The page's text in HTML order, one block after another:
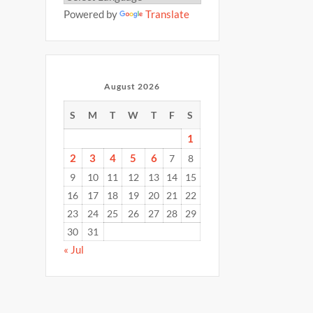
Powered by Translate
August 2026
S M T W T F S
1
2
3 4 5 6 7
8
9
10 11 12 13 14
15
16
17 18 19 20 21
22
23
24 25 26 27 28
29
30
31
« Jul